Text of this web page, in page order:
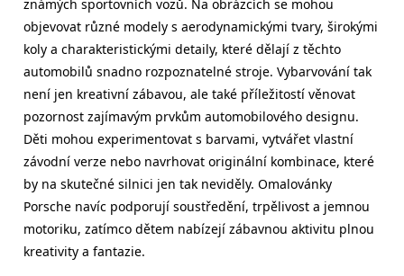
známých sportovních vozů. Na obrázcích se mohou
objevovat různé modely s aerodynamickými tvary, širokými
koly a charakteristickými detaily, které dělají z těchto
automobilů snadno rozpoznatelné stroje. Vybarvování tak
není jen kreativní zábavou, ale také příležitostí věnovat
pozornost zajímavým prvkům automobilového designu.
Děti mohou experimentovat s barvami, vytvářet vlastní
závodní verze nebo navrhovat originální kombinace, které
by na skutečné silnici jen tak neviděly. Omalovánky
Porsche navíc podporují soustředění, trpělivost a jemnou
motoriku, zatímco dětem nabízejí zábavnou aktivitu plnou
kreativity a fantazie.